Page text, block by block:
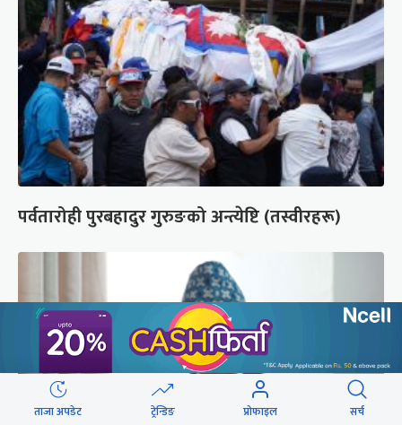
पर्वतारोही पुरबहादुर गुरुङको अन्त्येष्टि (तस्वीरहरू)
ताजा अपडेट ट्रेन्डिङ प्रोफाइल सर्च